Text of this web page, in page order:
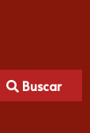
Buscar